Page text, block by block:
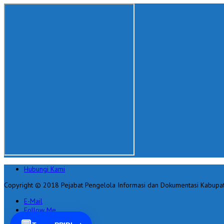
Hubungi Kami
Copyright © 2018 Pejabat Pengelola Informasi dan Dokumentasi
E-Mail
Follow Me
Bergabunglah